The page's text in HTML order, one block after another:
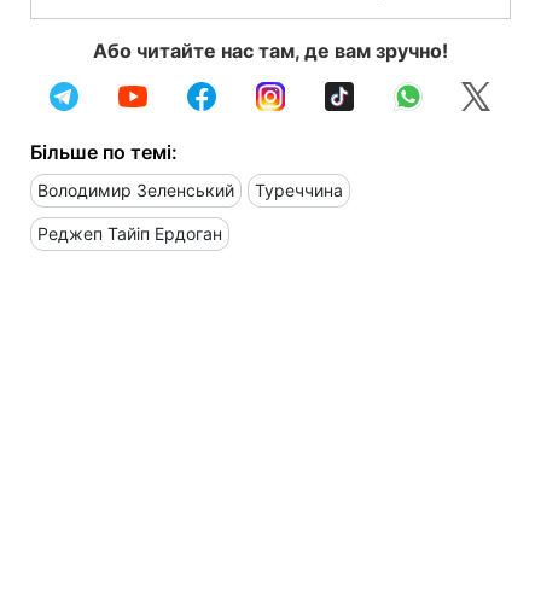
Або читайте нас там, де вам зручно!
Більше по темі:
Володимир Зеленський Туреччина
Реджеп Тайіп Ердоган